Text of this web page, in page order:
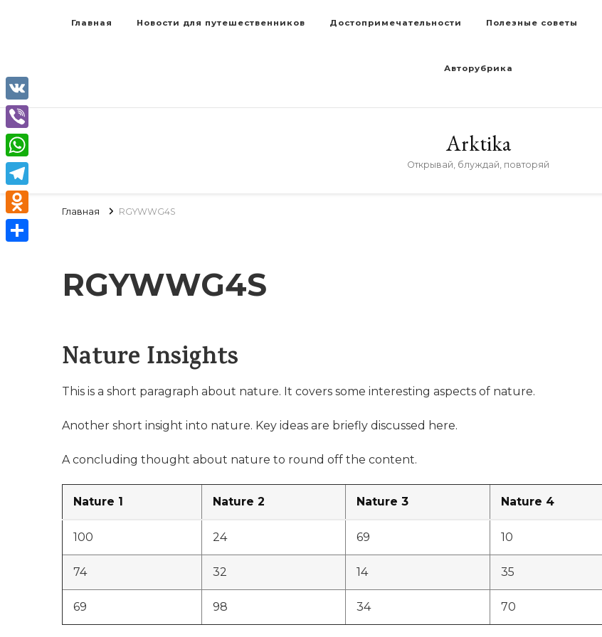
Главная Новости для путешественников Достопримечательности Полезные советы
Авторубрика
Arktika
Открывай, блуждай, повторяй
Главная RGYWWG4S
RGYWWG4S
Nature Insights
This is a short paragraph about nature. It covers some interesting aspects of nature.
Another short insight into nature. Key ideas are briefly discussed here.
A concluding thought about nature to round off the content.
Nature 1 Nature 2 Nature 3 Nature 4
100 24 69 10
74 32 14 35
69 98 34 70
VK
Viber
WhatsApp
Telegram
Odnoklassniki